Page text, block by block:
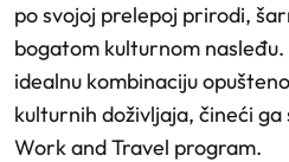
po svojoj prelepoj prirodi,
bogatom kulturnom
idealnu kombinaciju
kulturnih doživljaja, čineći
Work and Travel program.